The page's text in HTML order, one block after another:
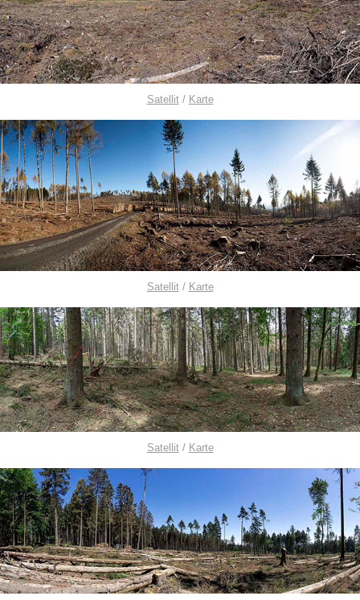
Satellit/ Karte
Satellit/ Karte
Satellit/ Karte